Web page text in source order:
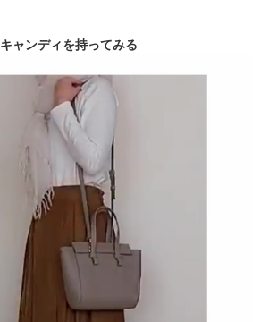
キャンディを持ってみる